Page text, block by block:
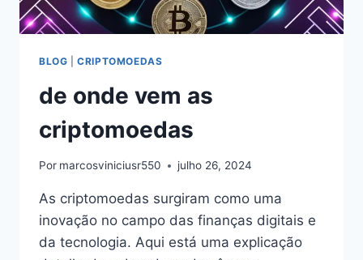
BLOG |CRIPTOMOEDAS
de onde vem as
criptomoedas
Por marcosviniciusr550 julho 26, 2024
As criptomoedas surgiram como uma
inovação no campo das finanças digitais e
da tecnologia. Aqui está uma explicação